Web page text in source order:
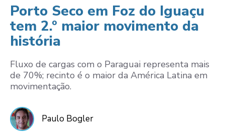
Porto Seco em Foz do Iguaçu
tem 2.º maior movimento da
história
Fluxo de cargas com o Paraguai representa mais
de 70%; recinto é o maior da América Latina em
movimentação.
Paulo Bogler